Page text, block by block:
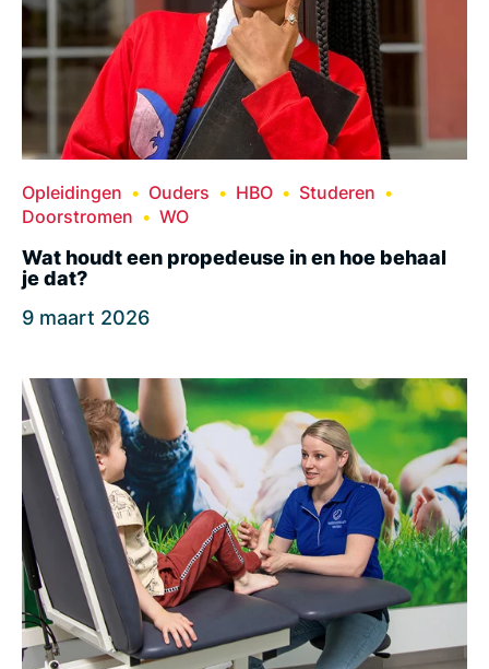
Opleidingen Ouders HBO
Studeren
Doorstromen
WO
Wat houdt een propedeuse in en hoe behaal
je dat?
9 maart 2026